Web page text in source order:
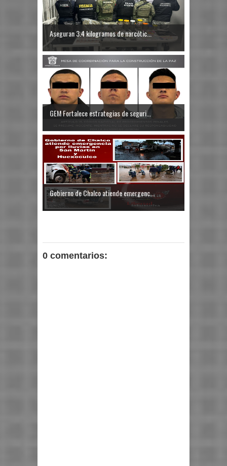
Aseguran 3.4 kilogramos de narcótic...
GEM Fortalece estrategias de seguri...
Gobierno de Chalco atiende emergenc...
0 comentarios: